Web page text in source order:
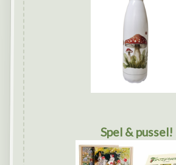
Spel & pussel!